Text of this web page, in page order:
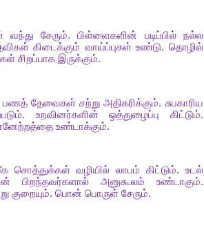
வந்து சேரும்.பிள்ளைகளின் படிப்பில்
நல்ல
கிடைக்கும் வாய்ப்புகள் உண்டு. தொழில்
சிறப்பாக இருக்கும்.
பணத் தேவைகள் சற்று அதிகரிக்கும். சுபகாரிய
. உறவினர்களின் ஒத்துழைப்பு கிட்டும்.
உண்டாக்கும்.
சொத்துக்கள் வழியில் லாபம் கிட்டும். உடல்
பிறந்தவர்களால் அனுகூலம் உண்டாகும்.
குறையும். பொன் பொருள் சேரும்.